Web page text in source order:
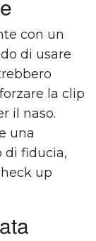
con un
di usare
la clip
il naso.
una
di fiducia,
up